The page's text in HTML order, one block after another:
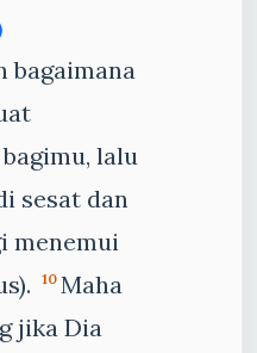
bagaimana
lalu
sesat dan
menemui
10 Maha
jika Dia